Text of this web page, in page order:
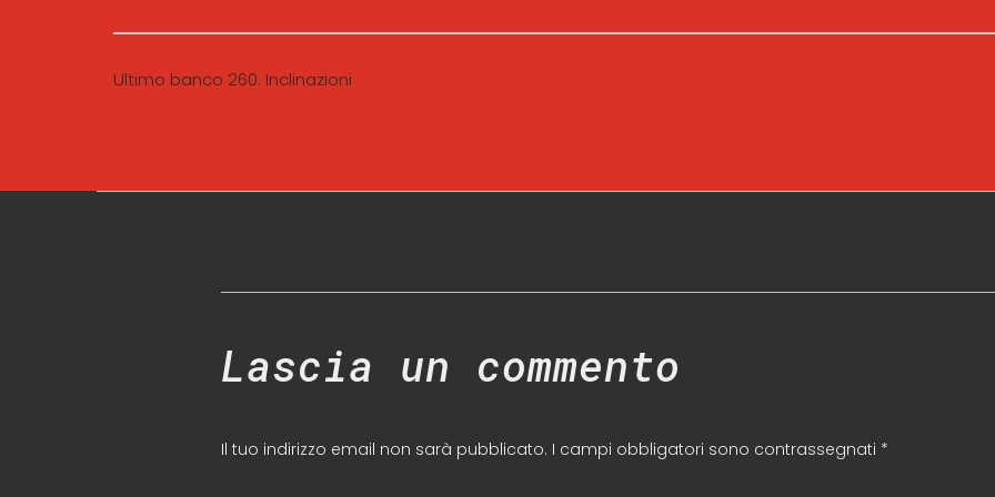
Ultimo banco 260. Inclinazioni
Lascia un commento
Il tuo indirizzo email non sarà pubblicato. I campi obbligatori sono contrassegnati *